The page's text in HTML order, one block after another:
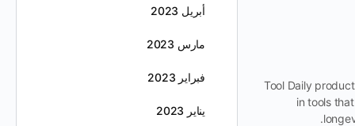
Tool Daily
in tools
أبريل 2023
مارس 2023
فبراير 2023
يناير 2023